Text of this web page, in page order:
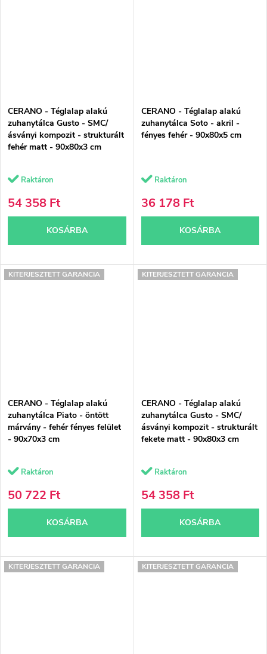
CERANO - Téglalap alakú
zuhanytálca Gusto - SMC/
ásványi kompozit - strukturált
fehér matt - 90x80x3 cm
Raktáron
54 358 Ft
KOSÁRBA
CERANO - Téglalap alakú
zuhanytálca Soto - akril -
fényes fehér - 90x80x5 cm
Raktáron
36 178 Ft
KOSÁRBA
KITERJESZTETT GARANCIA
CERANO - Téglalap alakú
zuhanytálca Piato - öntött
márvány - fehér fényes felület
- 90x70x3 cm
Raktáron
50 722 Ft
KOSÁRBA
KITERJESZTETT GARANCIA
CERANO - Téglalap alakú
zuhanytálca Gusto - SMC/
ásványi kompozit - strukturált
fekete matt - 90x80x3 cm
Raktáron
54 358 Ft
KOSÁRBA
KITERJESZTETT GARANCIA KITERJESZTETT GARANCIA